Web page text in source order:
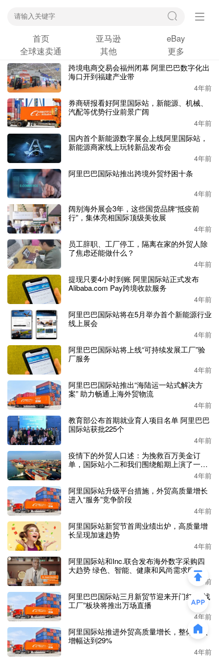
首页 亚马逊
eBay
全球速卖通
其他 更多
跨境电商交易会福州闭幕 阿里巴巴数字化出
海口开到福建产业带
4年前
券商研报看好阿里国际站，新能源、机械、
汽配等优势行业前景广阔
4年前
国内首个新能源数字展会上线阿里国际站，
新能源商家线上玩转新品发布会
4年前
阿里巴巴国际站推出跨境外贸纾困十条
4年前
阔别海外展会3年，这些国货品牌“抵疫前
行”，集体亮相国际顶级美妆展
4年前
员工辞职、工厂停工，隔离在家的外贸人除
了焦虑还能做什么？
4年前
提现只要4小时到账 阿里国际站正式发布
Alibaba.com Pay跨境收款服务
4年前
阿里巴巴国际站将在5月举办首个新能源行业
线上展会
4年前
阿里巴巴国际站将上线“可持续发展工厂”验
厂服务
4年前
阿里巴巴国际站推出“海陆运一站式解决方
案” 助力畅通上海外贸物流
4年前
教育部公布首期就业育人项目名单 阿里巴巴
国际站获批225个
4年前
疫情下的外贸人口述：为挽救百万美金订
单，国际站小二和我们围绕船期上演了一场
4年前
阿里国际站升级平台措施，外贸高质量增长
进入“服务”竞争阶段
4年前
阿里国际站新贸节首周业绩出炉，高质量增
长呈现加速趋势
4年前
阿里国际站和Inc.联合发布海外数字采购四
大趋势 绿色、智能、健康和风尚需求旺盛
4年前
阿里巴巴国际站三月新贸节迎来开门红，“找
工厂”板块将推出万场直播
4年前
阿里国际站推进外贸高质量增长，整体收入
增幅达到29%
4年前